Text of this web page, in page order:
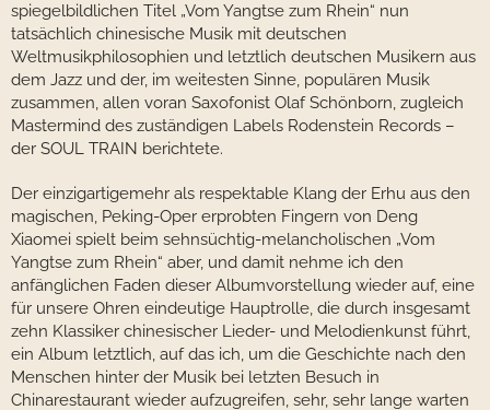
spiegelbildlichen Titel „Vom Yangtse zum Rhein“ nun
tatsächlich chinesische Musik mit deutschen
Weltmusikphilosophien und letztlich deutschen Musikern aus
dem Jazz und der, im weitesten Sinne, populären Musik
zusammen, allen voran Saxofonist Olaf Schönborn, zugleich
Mastermind des zuständigen Labels Rodenstein Records –
der SOUL TRAIN berichtete.
Der einzigartigemehr als respektable Klang der Erhu aus den
magischen, Peking-Oper erprobten Fingern von Deng
Xiaomei spielt beim sehnsüchtig-melancholischen „Vom
Yangtse zum Rhein“ aber, und damit nehme ich den
anfänglichen Faden dieser Albumvorstellung wieder auf, eine
für unsere Ohren eindeutige Hauptrolle, die durch insgesamt
zehn Klassiker chinesischer Lieder- und Melodienkunst führt,
ein Album letztlich, auf das ich, um die Geschichte nach den
Menschen hinter der Musik bei letzten Besuch in
Chinarestaurant wieder aufzugreifen, sehr, sehr lange warten